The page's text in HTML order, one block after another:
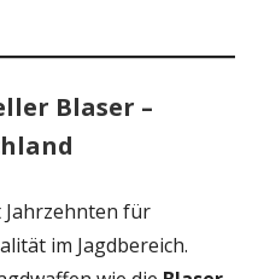
Blaser –
für
im Jagdbereich.